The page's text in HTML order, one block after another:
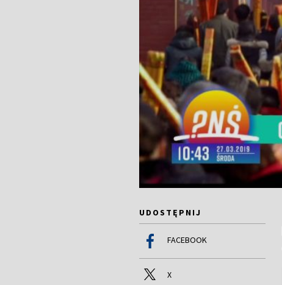
UDOSTĘPNIJ
FACEBOOK
X